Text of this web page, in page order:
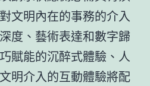
文明內在的事務的介入
度、藝術表達和數字歸
賦能的沉醉式體驗、人
明介入的互動體驗將配